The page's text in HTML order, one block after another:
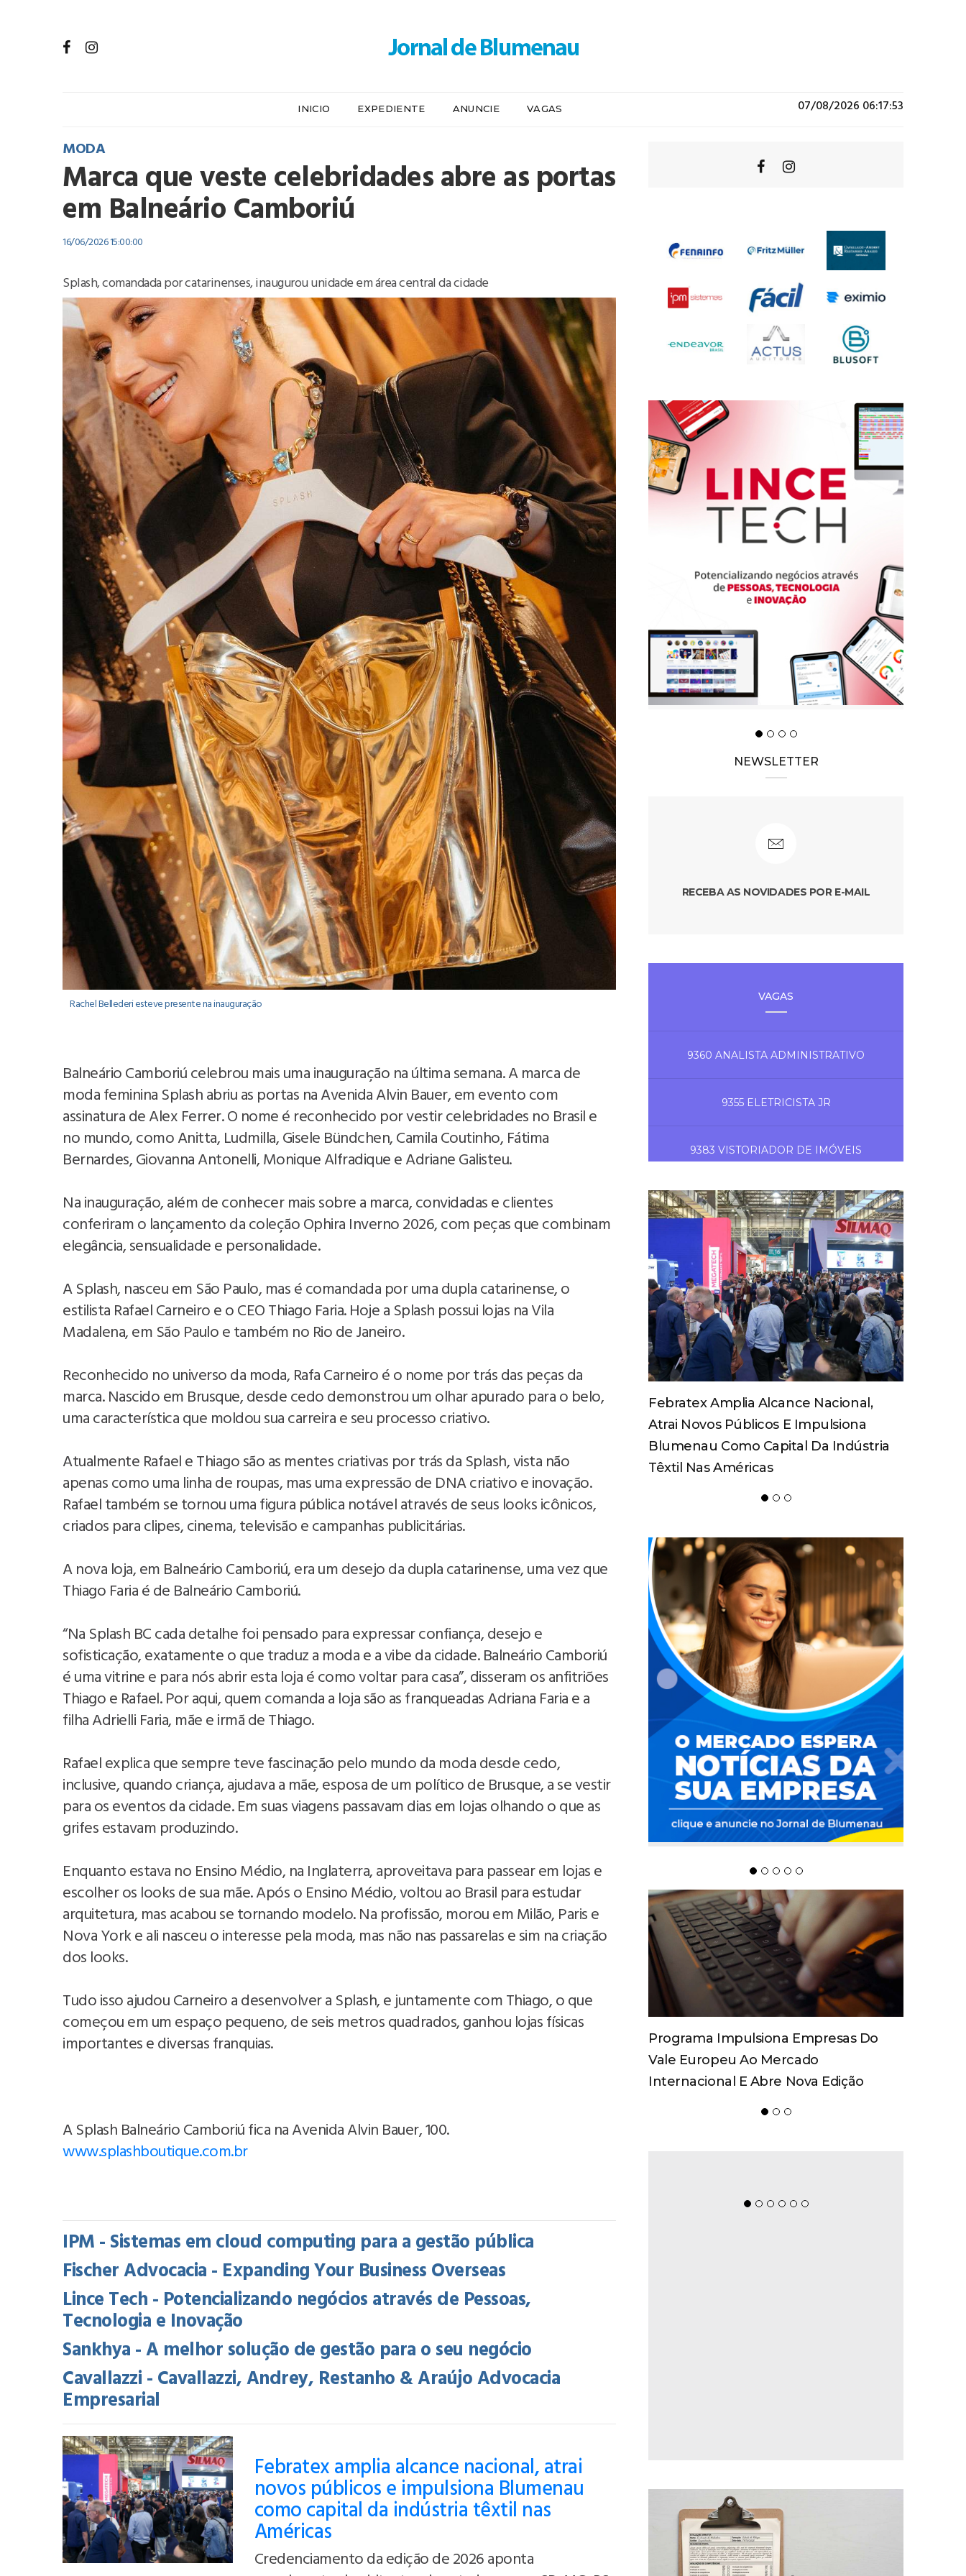
INICIO EXPEDIENTE ANUNCIE VAGAS 07/08/2026 06:17:53
MODA
Marca que veste celebridades abre as portas
em Balneário Camboriú
16/06/2026 15:00:00
Splash, comandada por catarinenses, inaugurou unidade em área central da cidade
Rachel Bellederi esteve presente na inauguração
Balneário Camboriú celebrou mais uma inauguração na última semana. A marca de
moda feminina Splash abriu as portas na Avenida Alvin Bauer, em evento com
assinatura de Alex Ferrer. O nome é reconhecido por vestir celebridades no Brasil e
no mundo, como Anitta, Ludmilla, Gisele Bündchen, Camila Coutinho, Fátima
Bernardes, Giovanna Antonelli, Monique Alfradique e Adriane Galisteu.
Na inauguração, além de conhecer mais sobre a marca, convidadas e clientes
conferiram o lançamento da coleção Ophira Inverno 2026, com peças que combinam
elegância, sensualidade e personalidade.
A Splash, nasceu em São Paulo, mas é comandada por uma dupla catarinense, o
estilista Rafael Carneiro e o CEO Thiago Faria. Hoje a Splash possui lojas na Vila
Madalena, em São Paulo e também no Rio de Janeiro.
Reconhecido no universo da moda, Rafa Carneiro é o nome por trás das peças da
marca. Nascido em Brusque, desde cedo demonstrou um olhar apurado para o belo,
uma característica que moldou sua carreira e seu processo criativo.
Atualmente Rafael e Thiago são as mentes criativas por trás da Splash, vista não
apenas como uma linha de roupas, mas uma expressão de DNA criativo e inovação.
Rafael também se tornou uma figura pública notável através de seus looks icônicos,
criados para clipes, cinema, televisão e campanhas publicitárias.
A nova loja, em Balneário Camboriú, era um desejo da dupla catarinense, uma vez que
Thiago Faria é de Balneário Camboriú.
“Na Splash BC cada detalhe foi pensado para expressar confiança, desejo e
sofisticação, exatamente o que traduz a moda e a vibe da cidade. Balneário Camboriú
é uma vitrine e para nós abrir esta loja é como voltar para casa”, disseram os anfitriões
Thiago e Rafael. Por aqui, quem comanda a loja são as franqueadas Adriana Faria e a
filha Adrielli Faria, mãe e irmã de Thiago.
Rafael explica que sempre teve fascinação pelo mundo da moda desde cedo,
inclusive, quando criança, ajudava a mãe, esposa de um político de Brusque, a se vestir
para os eventos da cidade. Em suas viagens passavam dias em lojas olhando o que as
grifes estavam produzindo.
Enquanto estava no Ensino Médio, na Inglaterra, aproveitava para passear em lojas e
escolher os looks de sua mãe. Após o Ensino Médio, voltou ao Brasil para estudar
arquitetura, mas acabou se tornando modelo. Na profissão, morou em Milão, Paris e
Nova York e ali nasceu o interesse pela moda, mas não nas passarelas e sim na criação
dos looks.
Tudo isso ajudou Carneiro a desenvolver a Splash, e juntamente com Thiago, o que
começou em um espaço pequeno, de seis metros quadrados, ganhou lojas físicas
importantes e diversas franquias.
A Splash Balneário Camboriú fica na Avenida Alvin Bauer, 100.
www.splashboutique.com.br
IPM - Sistemas em cloud computing para a gestão pública
Fischer Advocacia - Expanding Your Business Overseas
Lince Tech - Potencializando negócios através de Pessoas,
Tecnologia e Inovação
Sankhya - A melhor solução de gestão para o seu negócio
Cavallazzi - Cavallazzi, Andrey, Restanho & Araújo Advocacia
Empresarial
Febratex amplia alcance nacional, atrai
novos públicos e impulsiona Blumenau
como capital da indústria têxtil nas
Américas
Credenciamento da edição de 2026 aponta
Movimenta Economia Em Santa
Catarina
Spaten Tisch Chega À Oktoberfest De
Blumenau Para Celebrar O Ritual Da
Cerveja E Dos Encontros